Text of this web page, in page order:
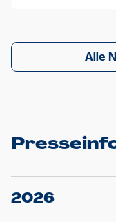
Alle
2026